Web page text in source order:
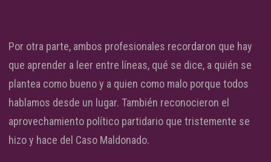
Por otra parte, ambos profesionales recordaron que hay
que aprender a leer entre líneas, qué se dice, a quién se
plantea como bueno y a quien como malo porque todos
hablamos desde un lugar. También reconocieron el
aprovechamiento político partidario que tristemente se
hizo y hace del Caso Maldonado.